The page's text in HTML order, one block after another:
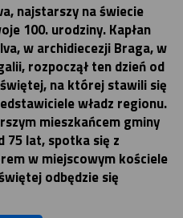
najstarszy na świecie
100. urodziny. Kapłan
w archidiecezji Braga, w
rozpoczął ten dzień od
na której stawili się
władz regionu.
mieszkańcem gminy
75 lat, spotka się z
w miejscowym kościele
odbędzie się